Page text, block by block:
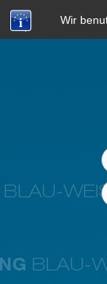
Wir